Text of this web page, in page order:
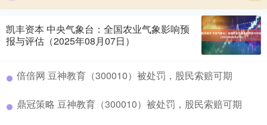
凯丰资本 中央气象台：全国农业气象影响预
报与评估（2025年08月07日）
倍倍网 豆神教育（300010）被处罚，股民索赔可期
鼎冠策略 豆神教育（300010）被处罚，股民索赔可期